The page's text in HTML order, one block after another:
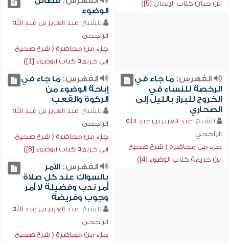
ابن حبان كتاب الإيمان [5])
الوضوء
للشيخ: عبد العزيز بن عبد الله
الراجحي
جزء من محاضرة ( شرح صحيح
ابن خزيمة كتاب الوضوء [1])
الفهرس:ما جاء في
الرخصة للنساء في
الخروج للبراز بالليل إلى
الصحاري
للشيخ: عبد العزيز بن عبد الله
الراجحي
جزء من محاضرة ( شرح صحيح
ابن خزيمة كتاب الوضوء [4])
الفهرس:ما جاء في
إباحة الوضوء من
الركوة والقعب
للشيخ: عبد العزيز بن عبد الله
الراجحي
جزء من محاضرة ( شرح صحيح
ابن خزيمة كتاب الوضوء [8])
الفهرس:الأمر
بالسواك عند كل صلاة
أمر ندب وفضيلة لا أمر
وجوب وفريضة
للشيخ: عبد العزيز بن عبد الله
الراجحي
جزء من محاضرة ( شرح صحيح